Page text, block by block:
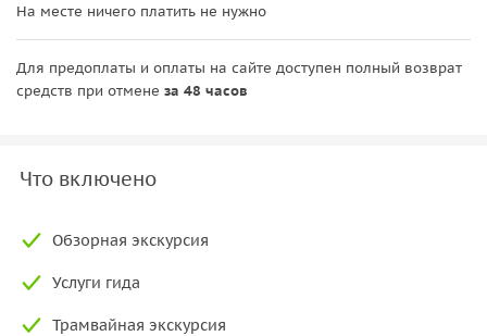
На месте ничего платить не нужно
Для предоплаты и оплаты на сайте доступен полный возврат
средств при отмене за 48 часов
Что включено
Обзорная экскурсия
Услуги гида
Трамвайная экскурсия